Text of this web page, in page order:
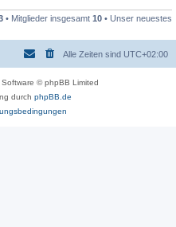
• Mitglieder insgesamt 10 • Unser neuestes
Alle Zeiten sind UTC+02:00
© phpBB Limited
durch phpBB.de